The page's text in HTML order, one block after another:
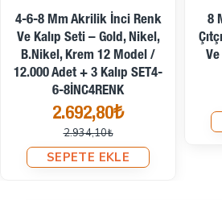
Naylon Şerit Fermuar Ve 10
Tek Elcikli Kürsör Seti SET-
T10T-NAYLON-10M10C
249,22₺
SEPETE EKLE
10
50